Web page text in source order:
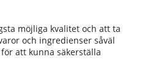
möjliga kvalitet och att ta
och ingredienser såväl
att kunna säkerställa